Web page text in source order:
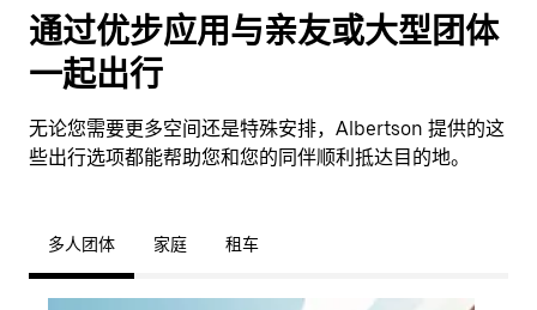
通过优步应用与亲友或大型团体
一起出行
无论您需要更多空间还是特殊安排，Albertson 提供的这
些出行选项都能帮助您和您的同伴顺利抵达目的地。
多人团体 家庭 租车